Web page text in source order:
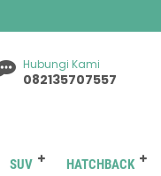
Hubungi Kami
082135707557
SUV HATCHBACK